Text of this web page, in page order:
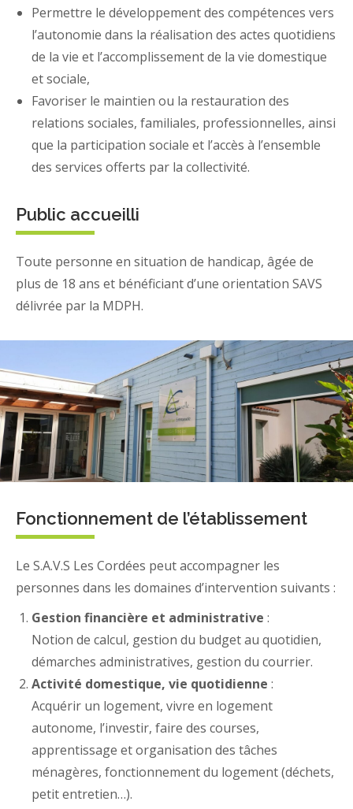
Permettre le développement des compétences vers
l’autonomie dans la réalisation des actes quotidiens
de la vie et l’accomplissement de la vie domestique
et sociale,
Favoriser le maintien ou la restauration des
relations sociales, familiales, professionnelles, ainsi
que la participation sociale et l’accès à l’ensemble
des services offerts par la collectivité.
Public accueilli
Toute personne en situation de handicap, âgée de
plus de 18 ans et bénéficiant d’une orientation SAVS
délivrée par la MDPH.
Fonctionnement de l’établissement
Le S.A.V.S Les Cordées peut accompagner les
personnes dans les domaines d’intervention suivants :
Gestion financière et administrative :
Notion de calcul, gestion du budget au quotidien,
démarches administratives, gestion du courrier.
Activité domestique, vie quotidienne :
Acquérir un logement, vivre en logement
autonome, l’investir, faire des courses,
apprentissage et organisation des tâches
ménagères, fonctionnement du logement (déchets,
petit entretien…).